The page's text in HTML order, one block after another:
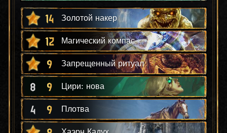
14 Золотой накер
12 Магический компас
9 Запрещенный ритуал
8 9 Цири: нова
4 9 Плотва